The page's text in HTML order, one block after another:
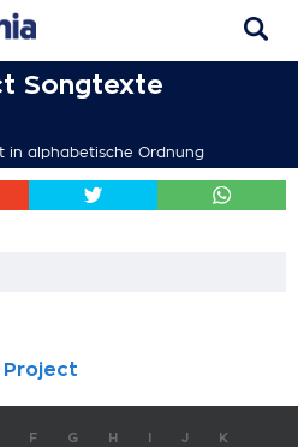
Songtexte
in alphabetische Ordnung
Project
F G H J
K